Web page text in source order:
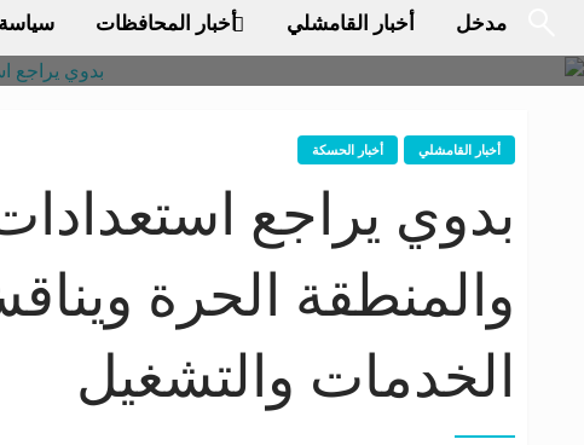
مدخل أخبار القامشلي أخبار المحافظات سياسة
أخبار الحسكة أخبار القامشلي
بدوي يراجع
والمنطقة الحرة
الخدمات والتشغيل